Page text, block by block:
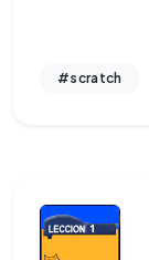
#scratch